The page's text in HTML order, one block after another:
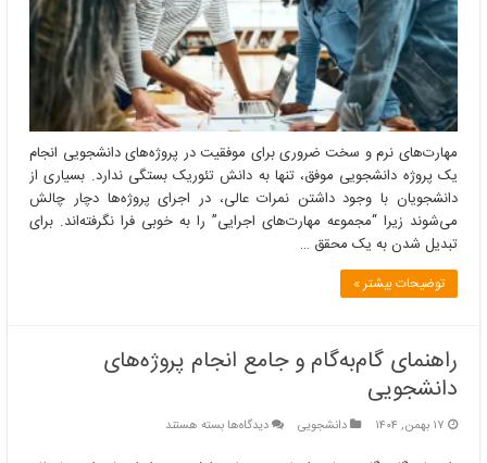
برای
موفقیت
در
پروژه‌های
دانشجویی
مهارت‌های نرم و سخت ضروری برای موفقیت در پروژه‌های دانشجویی انجام
یک پروژه دانشجویی موفق، تنها به دانش تئوریک بستگی ندارد. بسیاری از
دانشجویان با وجود داشتن نمرات عالی، در اجرای پروژه‌ها دچار چالش
می‌شوند زیرا “مجموعه مهارت‌های اجرایی” را به خوبی فرا نگرفته‌اند. برای
تبدیل شدن به یک محقق …
توضیحات بیشتر »
راهنمای گام‌به‌گام و جامع انجام پروژه‌های
دانشجویی
۱۷ بهمن, ۱۴۰۴ دانشجویی دیدگاه‌هابرای
بسته هستند